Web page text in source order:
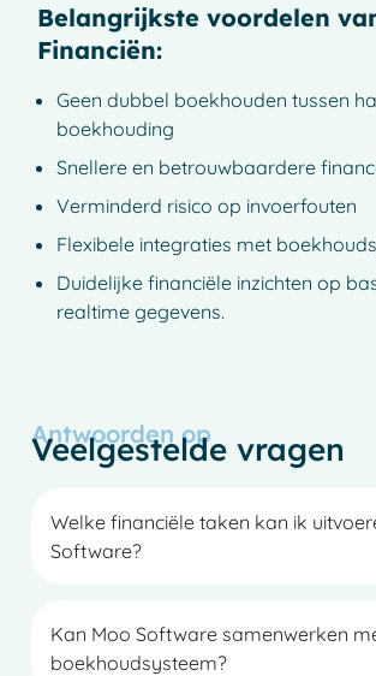
Belangrijkste voordelen
Financiën:
Geen dubbel boekhouden tussen
boekhouding
Snellere en betrouwbaardere
Verminderd risico op invoerfouten
Flexibele integraties met
Duidelijke financiële inzichten op
realtime gegevens.
Antwoorden op
Veelgestelde vragen
Welke financiële taken kan ik
Software?
Kan Moo Software samenwerken
boekhoudsysteem?